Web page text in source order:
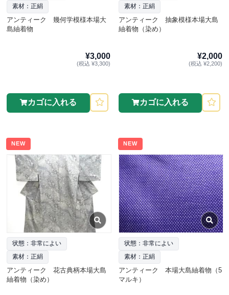
素材：正絹
アンティーク 幾何学模様本場大
島紬着物
¥3,000
(税込 ¥3,300)
カゴに入れる
素材：正絹
アンティーク 抽象模様本場大島
紬着物（染め）
¥2,000
(税込 ¥2,200)
カゴに入れる
NEW
状態：非常によい
素材：正絹
アンティーク 花古典柄本場大島
紬着物（染め）
NEW
状態：非常によい
素材：正絹
アンティーク 本場大島紬着物（5
マルキ）